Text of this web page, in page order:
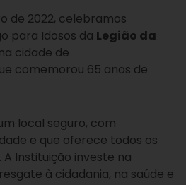
de 2022, celebramos
para Idosos da Legião da
cidade de
comemorou 65 anos de
local seguro, com
e que oferece todos os
Instituição investe na
à cidadania, na saúde e